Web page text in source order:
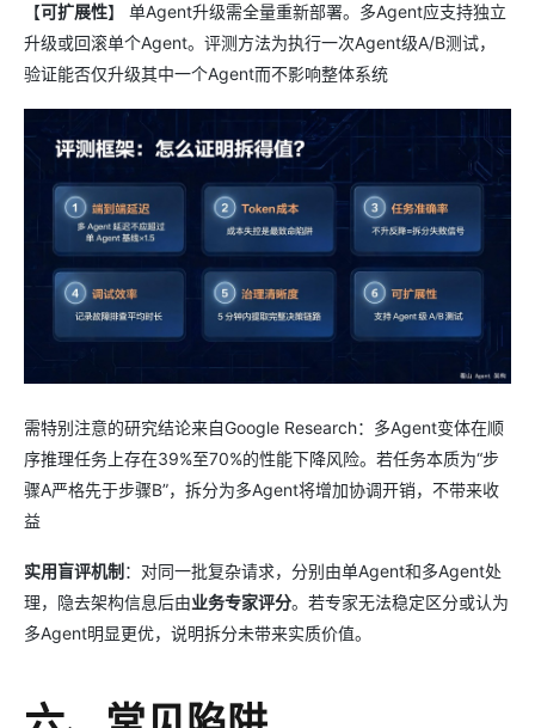
【可扩展性】 单Agent升级需全量重新部署。多Agent应支持独立
升级或回滚单个Agent。评测方法为执行一次Agent级A/B测试，
验证能否仅升级其中一个Agent而不影响整体系统
需特别注意的研究结论来自Google Research：多Agent变体在顺
序推理任务上存在39%至70%的性能下降风险。若任务本质为“步
骤A严格先于步骤B”，拆分为多Agent将增加协调开销，不带来收
益
实用盲评机制 ：对同一批复杂请求，分别由单Agent和多Agent处
理，隐去架构信息后由业务专家评分。若专家无法稳定区分或认为
多Agent明显更优，说明拆分未带来实质价值。